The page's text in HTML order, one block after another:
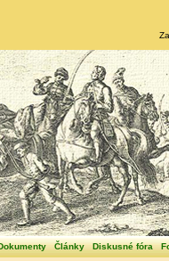
Články Diskusné fóra